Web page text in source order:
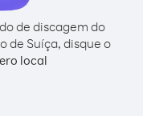
de discagem do
de Suíça, disque o
local